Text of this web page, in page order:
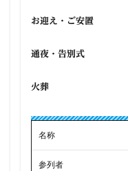
お迎え・ご安置
通夜・告別式
火葬
名称
参列者